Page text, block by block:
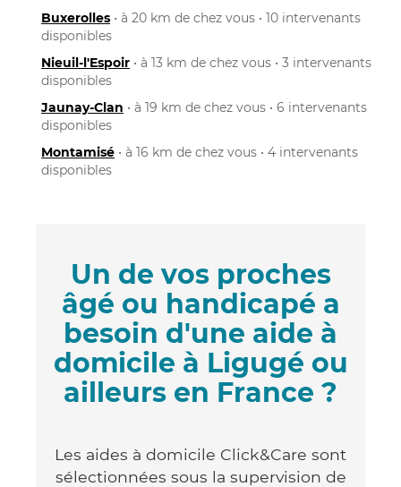
Buxerolles • à 20 km de chez vous • 10 intervenants
disponibles
Nieuil-l'Espoir • à 13 km de chez vous • 3 intervenants
disponibles
Jaunay-Clan • à 19 km de chez vous • 6 intervenants
disponibles
Montamisé • à 16 km de chez vous • 4 intervenants
disponibles
Un de vos proches
âgé ou handicapé a
besoin d'une aide à
domicile à Ligugé ou
ailleurs en France ?
Les aides à domicile Click&Care sont
sélectionnées sous la supervision de